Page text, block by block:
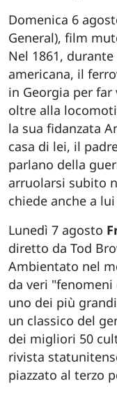
Domenica 6
General), film
Nel 1861,
americana, il
in Georgia per
oltre alla
la sua fidanzata
casa di lei, il
parlano della
arruolarsi subito
chiede anche a
Lunedì 7 agosto
diretto da Tod
Ambientato nel
da veri
uno dei più
un classico del
dei migliori 50
rivista
piazzato al terzo